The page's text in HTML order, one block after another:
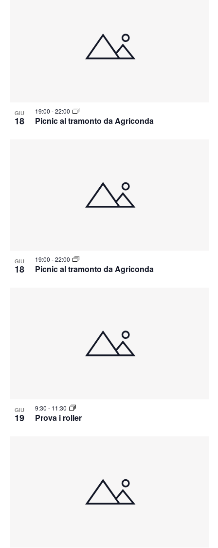
GIU
18 Picnic al tramonto da Agriconda
19:00 -22:00
GIU
18 Picnic al tramonto da Agriconda
19:00 -22:00
GIU
19 Prova i roller
9:30 - 11:30